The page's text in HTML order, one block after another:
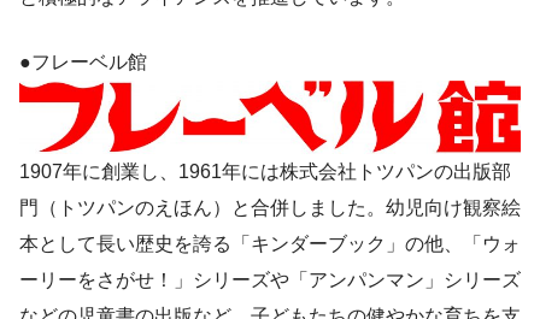
●フレーベル館
1907年に創業し、1961年には株式会社トツパンの出版部
門（トツパンのえほん）と合併しました。幼児向け観察絵
本として長い歴史を誇る「キンダーブック」の他、「ウォ
ーリーをさがせ！」シリーズや「アンパンマン」シリーズ